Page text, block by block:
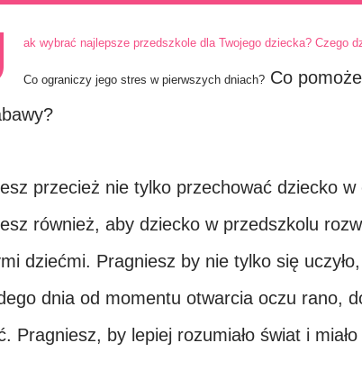
ak wybrać najlepsze przedszkole dla Twojego dziecka? Czego
Co ograniczy jego stres w pierwszych dniach? Co
przecież nie tylko przechować dziecko
również, aby dziecko w przedszkolu
dziećmi. Pragniesz by nie tylko się
dnia od momentu otwarcia oczu rano,
Pragniesz, by lepiej rozumiało świat i